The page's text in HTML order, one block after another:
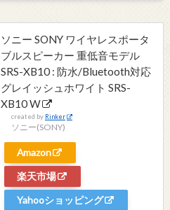
ソニー SONY ワイヤレスポータ
ブルスピーカー 重低音モデル
SRS-XB10 : 防水/Bluetooth対応
グレイッシュホワイト SRS-
XB10 W
created by Rinker
ソニー(SONY)
Amazon
楽天市場
Yahooショッピング